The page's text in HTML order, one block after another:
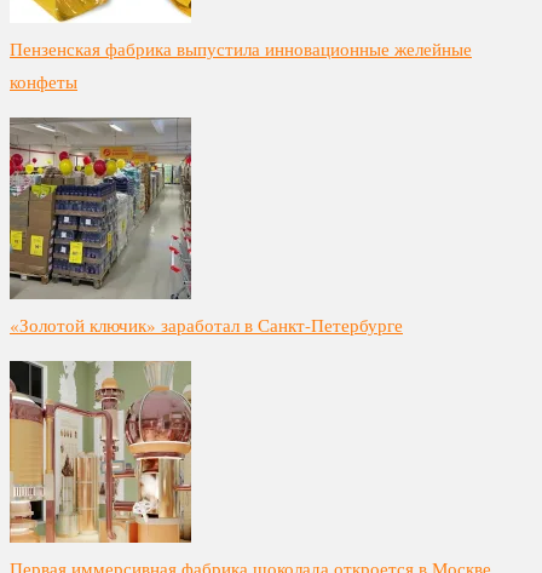
Пензенская фабрика выпустила инновационные желейные
конфеты
«Золотой ключик» заработал в Санкт-Петербурге
Первая иммерсивная фабрика шоколада откроется в Москве